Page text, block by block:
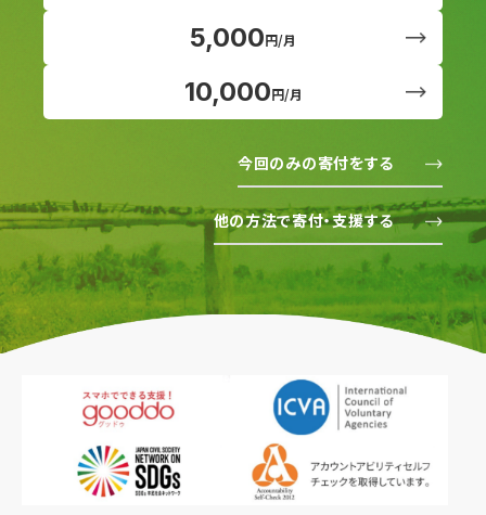
5,000円/月
10,000円/月
今回のみの寄付をする
他の方法で寄付・支援する